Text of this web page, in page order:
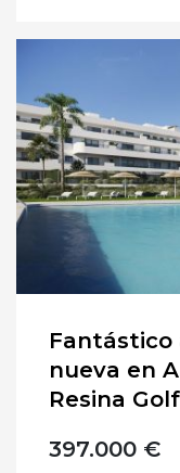
nueva en
Resina
397.000 €